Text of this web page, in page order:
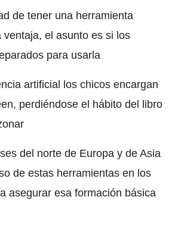
de tener una herramienta
ventaja, el asunto es si los
para usarla
artificial los chicos encargan
perdiéndose el hábito del libro
del norte de Europa y de Asia
de estas herramientas en los
asegurar esa formación básica